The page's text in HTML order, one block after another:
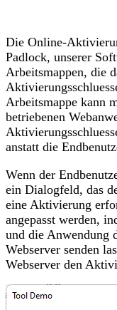
Die Online-
Padlock, unserer
Arbeitsmappen, die
Arbeitsmappe kann
betriebenen
anstatt die
Wenn der
ein Dialogfeld, das
eine Aktivierung
angepasst werden,
und die Anwendung
Webserver senden
Webserver den